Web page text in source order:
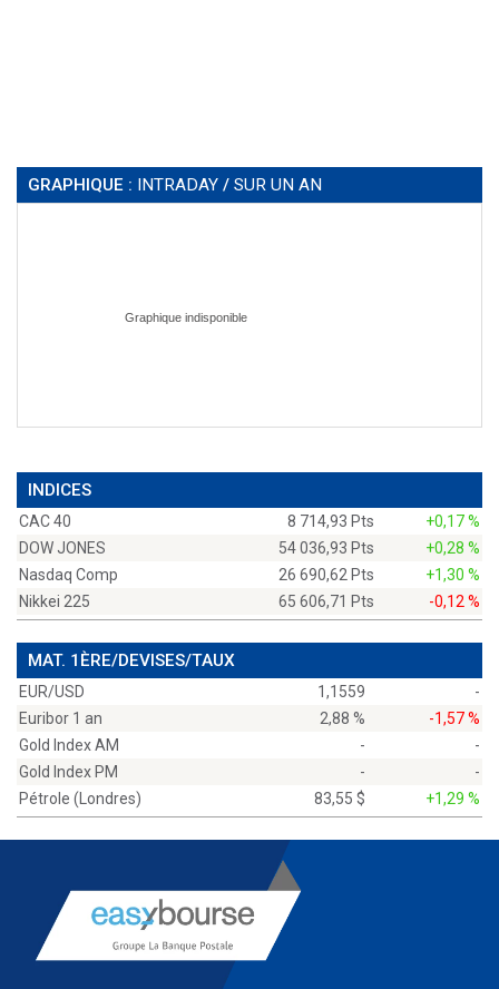
GRAPHIQUE : INTRADAY / SUR UN AN
INDICES
CAC 40 8 714,93 Pts
+0,17 %
DOW JONES
54 036,93 Pts
+0,28 %
Nasdaq Comp
26 690,62 Pts
+1,30 %
Nikkei 225
65 606,71 Pts -0,12 %
MAT. 1ÈRE/DEVISES/TAUX
EUR/USD 1,1559
-
Euribor 1 an
2,88 %
-1,57 %
Gold Index AM
-
-
Gold Index PM
-
-
Pétrole (Londres)
83,55 $ +1,29 %